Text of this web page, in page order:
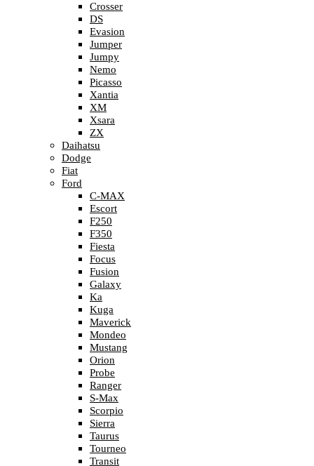
Crosser
DS
Evasion
Jumper
Jumpy
Nemo
Picasso
Xantia
XM
Xsara
ZX
Daihatsu
Dodge
Fiat
Ford
C-MAX
Escort
F250
F350
Fiesta
Focus
Fusion
Galaxy
Ka
Kuga
Maverick
Mondeo
Mustang
Orion
Probe
Ranger
S-Max
Scorpio
Sierra
Taurus
Tourneo
Transit